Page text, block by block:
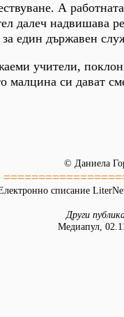
А
далеч надвишава
за един държавен
учители,
малцина си дават
© Даниела
списание
Други
Медиапул,